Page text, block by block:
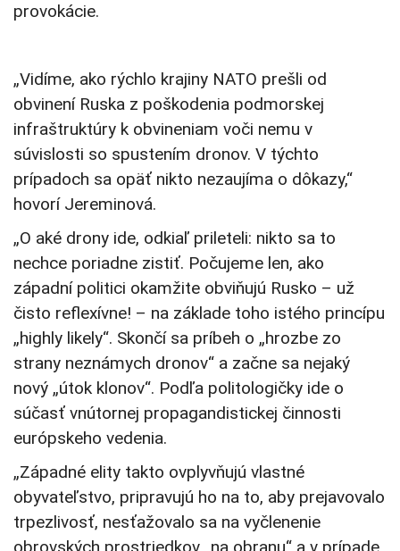
provokácie.
„Vidíme, ako rýchlo krajiny NATO prešli od
obvinení Ruska z poškodenia podmorskej
infraštruktúry k obvineniam voči nemu v
súvislosti so spustením dronov. V týchto
prípadoch sa opäť nikto nezaujíma o dôkazy,“
hovorí Jereminová.
„O aké drony ide, odkiaľ prileteli: nikto sa to
nechce poriadne zistiť. Počujeme len, ako
západní politici okamžite obviňujú Rusko – už
čisto reflexívne! – na základe toho istého princípu
„highly likely“. Skončí sa príbeh o „hrozbe zo
strany neznámych dronov“ a začne sa nejaký
nový „útok klonov“. Podľa politologičky ide o
súčasť vnútornej propagandistickej činnosti
európskeho vedenia.
„Západné elity takto ovplyvňujú vlastné
obyvateľstvo, pripravujú ho na to, aby prejavovalo
trpezlivosť, nesťažovalo sa na vyčlenenie